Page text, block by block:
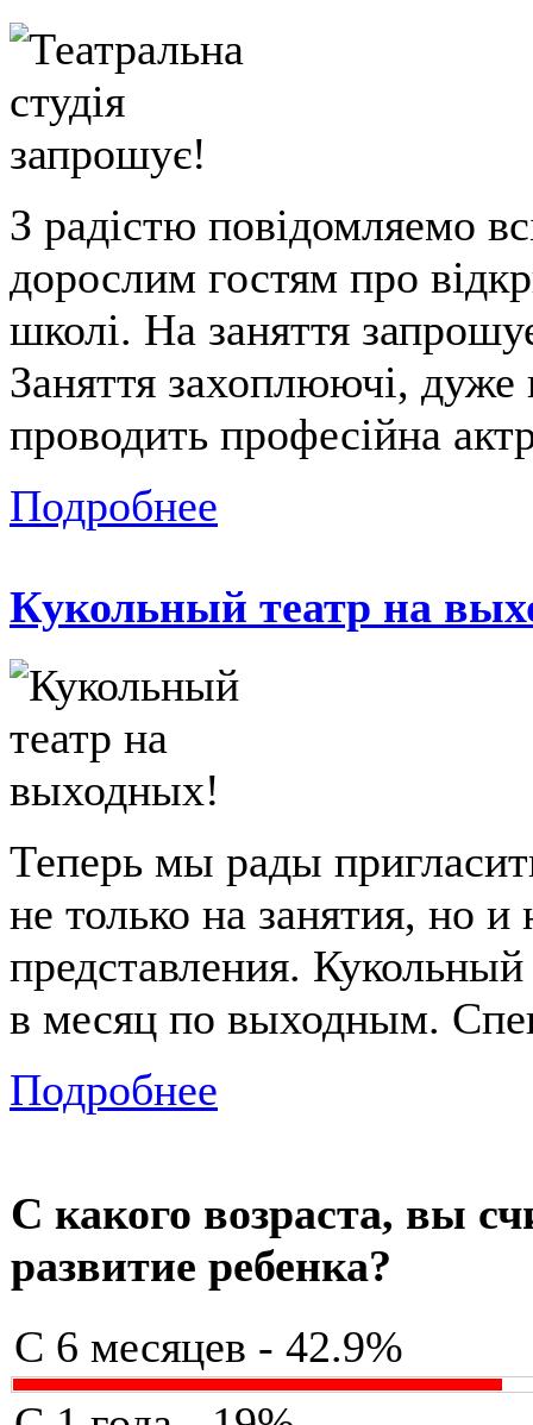
З радістю повідомляемо
дорослим гостям про
школі. На заняття
Заняття захоплюючі, дуже
проводить професiйна
Подробнее
Кукольный театр на
Теперь мы рады
не только на занятия, но
представления. Кукольный
в месяц по выходным.
Подробнее
С какого возраста, вы
развитие ребенка?
С 6 месяцев - 42.9%